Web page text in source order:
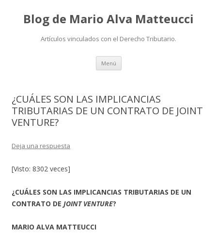
Blog de Mario Alva Matteucci
Artículos vinculados con el Derecho Tributario.
Menú Ir
contenido
¿CUÁLES SON LAS IMPLICANCIAS
TRIBUTARIAS DE UN CONTRATO DE JOINT
VENTURE?
Deja una respuesta
[Visto: 8302 veces]
¿CUÁLES SON LAS IMPLICANCIAS TRIBUTARIAS DE UN
CONTRATO DE JOINT VENTURE?
MARIO ALVA MATTEUCCI